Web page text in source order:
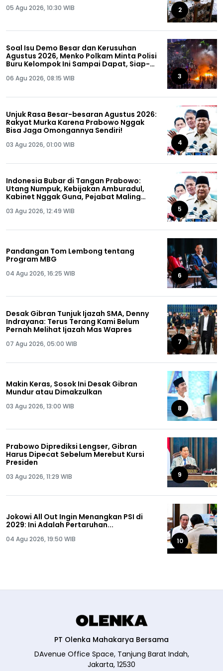
05 Agu 2026, 10:30 WIB 2
Soal Isu Demo Besar dan Kerusuhan
Agustus 2026, Menko Polkam Minta Polisi
Buru Kelompok Ini Sampai Dapat, Siap-
06 Agu 2026, 08:15 WIB 3
Unjuk Rasa Besar-besaran Agustus 2026:
Rakyat Murka Karena Prabowo Nggak
Bisa Jaga Omongannya Sendiri!
03 Agu 2026, 01:00 WIB 4
Indonesia Bubar di Tangan Prabowo:
Utang Numpuk, Kebijakan Amburadul,
Kabinet Nggak Guna, Pejabat Maling
03 Agu 2026, 12:49 WIB 5
Pandangan Tom Lembong tentang
Program MBG
04 Agu 2026, 16:25 WIB 6
Desak Gibran Tunjuk Ijazah SMA, Denny
Indrayana: Terus Terang Kami Belum
Pernah Melihat Ijazah Mas Wapres
07 Agu 2026, 05:00 WIB 7
Makin Keras, Sosok Ini Desak Gibran
Mundur atau Dimakzulkan
03 Agu 2026, 13:00 WIB 8
Prabowo Diprediksi Lengser, Gibran
Harus Dipecat Sebelum Merebut Kursi
Presiden
03 Agu 2026, 11:29 WIB 9
Jokowi All Out Ingin Menangkan PSI di
2029: Ini Adalah Pertaruhan...
04 Agu 2026, 19:50 WIB 10
PT Olenka Mahakarya Bersama
DAvenue Office Space, Tanjung Barat Indah,
Jakarta, 12530